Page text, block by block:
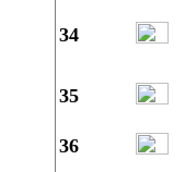
34
35
36